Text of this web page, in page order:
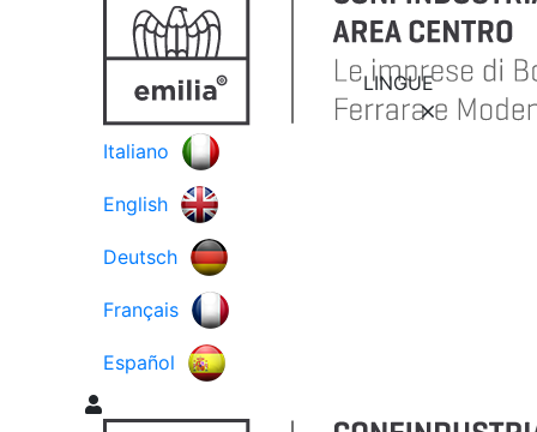
LINGUE
Italiano
English
Deutsch
Français
Español